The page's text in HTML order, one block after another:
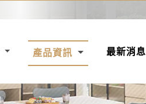
產品資訊 最新消息